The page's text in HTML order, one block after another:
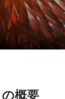
概要